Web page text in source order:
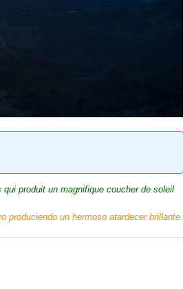
produit un magnifique coucher de soleil
produciendo un hermoso atardecer brillante.